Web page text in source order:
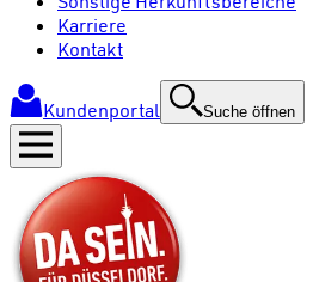
Karriere
Kontakt
Kundenportal Suche öffnen